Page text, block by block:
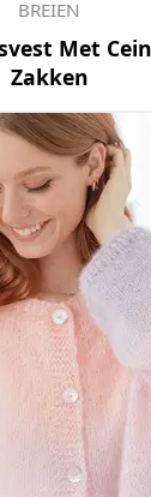
BREIEN
Met
Zakken